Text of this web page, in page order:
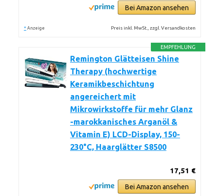
Bei Amazon ansehen
* Anzeige Preis inkl. MwSt., zzgl. Versandkosten
EMPFEHLUNG
Remington Glätteisen Shine
Therapy (hochwertige
Keramikbeschichtung
angereichert mit
Mikrowirkstoffe für mehr Glanz
-marokkanisches Arganöl &
Vitamin E) LCD-Display, 150-
230°C, Haarglätter S8500
17,51 €
Bei Amazon ansehen